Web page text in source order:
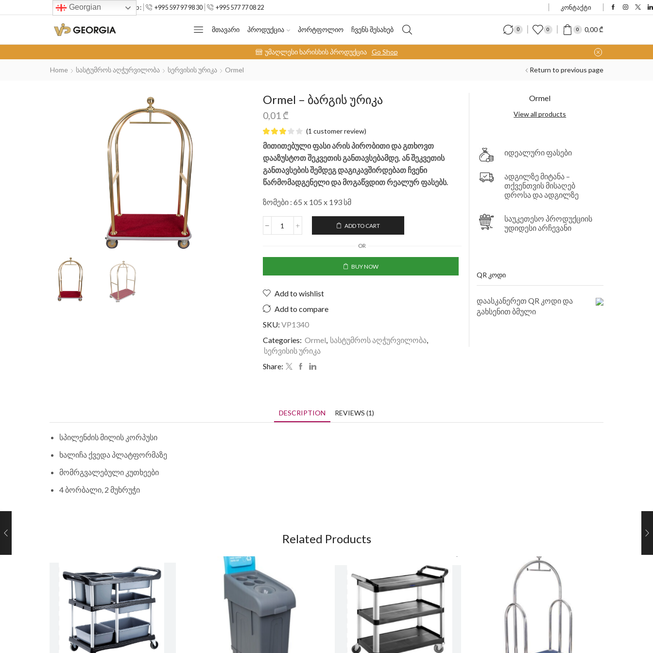
--> Mob : +995 597 97 98 30 +995 577 77 08 22 კონტაქტი
ᲛᲗᲐᲕᲐᲠᲘ ᲞᲠᲝᲓᲣᲥᲪᲘᲐ ᲞᲝᲠᲢᲤᲝᲚᲘᲝ ᲩᲕᲔᲜᲡ ᲨᲔᲡᲐᲮᲔᲑ 0 0 0 0,00 ₾
უმაღლესი ხარისხის პროდუქცია Go Shop
Home Სასტუმროს Აღჭურვილობა Სერვისის Ურიკა Ormel Return to previous page
Ormel – ბარგის ურიკა
0,01 ₾
(1 customer review)
მითითებული ფასი არის პირობითი და გთხოვთ
დააზუსტოთ შეკვეთის განთავსებამდე, ან შეკვეთის
განთავსების შემდეგ დაგიკავშირდებათ ჩვენი
წარმომადგენელი და მოგაწვდით რეალურ ფასებს.
ზომები : 65 x 105 x 193 სმ
ADD TO CART
OR
BUY NOW
Add to wishlist
Add to compare
SKU: VP1340
Categories: Ormel, სასტუმროს აღჭურვილობა,
სერვისის ურიკა
Share:
Ormel
View all products
იდეალური ფასები
ადგილზე მიტანა –
თქვენთვის მისაღებ
დროსა და ადგილზე
საუკეთესო პროდუქციის
უდიდესი არჩევანი
QR ᲙᲝᲓᲘ
დაასკანერეთ QR კოდი და
გახსენით ბმული
DESCRIPTION REVIEWS (1)
სპილენძის მილის კორპუსი
ხალიჩა ქვედა პლატფორმაზე
მომრგვალებული კუთხეები
4 ბორბალი, 2 მუხრუჭი
Related Products
Georgian